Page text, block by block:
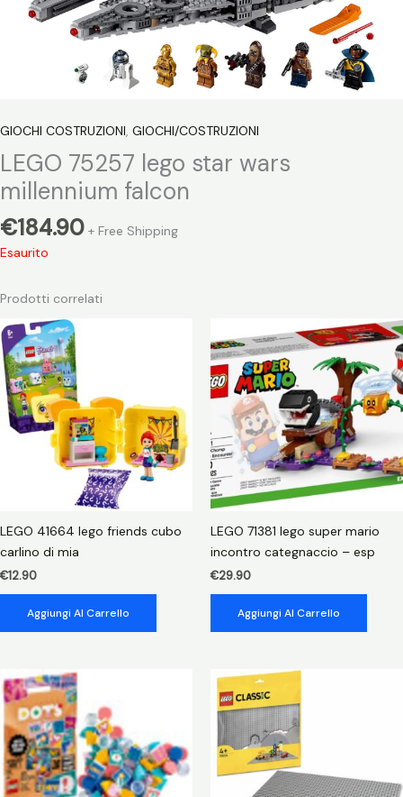
GIOCHI COSTRUZIONI, GIOCHI/COSTRUZIONI
LEGO 75257 lego star wars
millennium falcon
€184.90 + Free Shipping
Esaurito
Prodotti correlati
LEGO 41664 lego friends cubo
carlino di mia
€12.90
Aggiungi Al Carrello
LEGO 71381 lego super mario
incontro categnaccio – esp
€29.90
Aggiungi Al Carrello